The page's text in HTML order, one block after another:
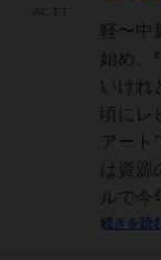
軽〜
始め、
いけれ
頃に
アート
は資源
ルで今
続きを読